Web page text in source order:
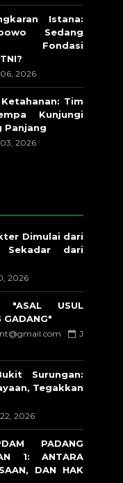
Istana:
Sedang
Fondasi
2026
Tim
Kunjungi
Panjang
2026
Dimulai dari
Sekadar dari
2026
USUL
GADANG"
J
Surungan:
Tegakkan
2026
PADANG
1: ANTARA
DAN HAK